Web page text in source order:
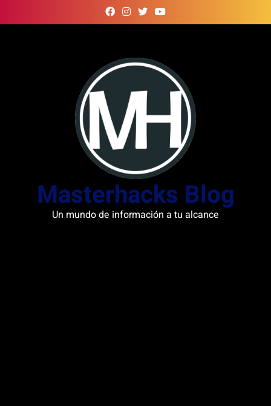
to
Masterhacks Blog
Un mundo de información a tu alcance